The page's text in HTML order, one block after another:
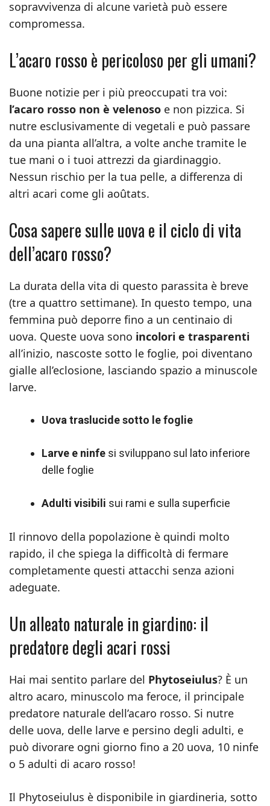
sopravvivenza di alcune varietà può essere
compromessa.
L’acaro rosso è pericoloso per gli umani?
Buone notizie per i più preoccupati tra voi:
l’acaro rosso non è velenoso e non pizzica. Si
nutre esclusivamente di vegetali e può passare
da una pianta all’altra, a volte anche tramite le
tue mani o i tuoi attrezzi da giardinaggio.
Nessun rischio per la tua pelle, a differenza di
altri acari come gli aoûtats.
Cosa sapere sulle uova e il ciclo di vita
dell’acaro rosso?
La durata della vita di questo parassita è breve
(tre a quattro settimane). In questo tempo, una
femmina può deporre fino a un centinaio di
uova. Queste uova sono incolori e trasparenti
all’inizio, nascoste sotto le foglie, poi diventano
gialle all’eclosione, lasciando spazio a minuscole
larve.
Uova traslucide sotto le foglie
Larve e ninfe si sviluppano sul lato inferiore
delle foglie
Adulti visibili sui rami e sulla superficie
Il rinnovo della popolazione è quindi molto
rapido, il che spiega la difficoltà di fermare
completamente questi attacchi senza azioni
adeguate.
Un alleato naturale in giardino: il
predatore degli acari rossi
Hai mai sentito parlare del Phytoseiulus? È un
altro acaro, minuscolo ma feroce, il principale
predatore naturale dell’acaro rosso. Si nutre
delle uova, delle larve e persino degli adulti, e
può divorare ogni giorno fino a 20 uova, 10 ninfe
o 5 adulti di acaro rosso!
Il Phytoseiulus è disponibile in giardineria, sotto